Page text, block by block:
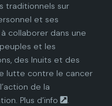
P
a
r
t
P
a
r
t
traditionnels sur
et ses
collaborer dans une
et les
des Inuits et des
lutte contre le cancer
de la
Plus d’info .